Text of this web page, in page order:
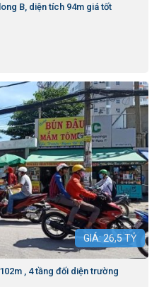
B, diện tích 94m giá tốt
GIÁ: 26,5 TỶ
, 4 tầng đối diện trường